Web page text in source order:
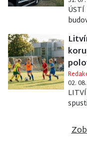
02.